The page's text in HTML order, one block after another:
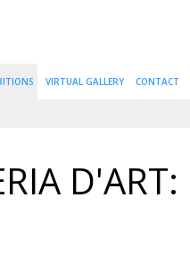
VIRTUAL GALLERY CONTACT
D'ART: